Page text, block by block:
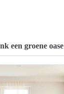
een groene oase